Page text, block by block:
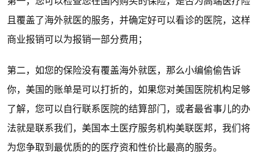
且覆盖了海外就医的服务，并确定好可以看诊的医院，这样
商业报销可以为报销一部分费用；
第二， 如您的保险没有覆盖海外就医，那么小编偷偷告诉
你，美国的账单是可以打折的，如果您对美国医院机构足够
了解，您可以自行联系医院的结算部门，或者最省事儿的办
法就是联系我们，美国本土医疗服务机构美联医邦，我们将
为您争取到最优质的的医疗资和性价比最高的服务。